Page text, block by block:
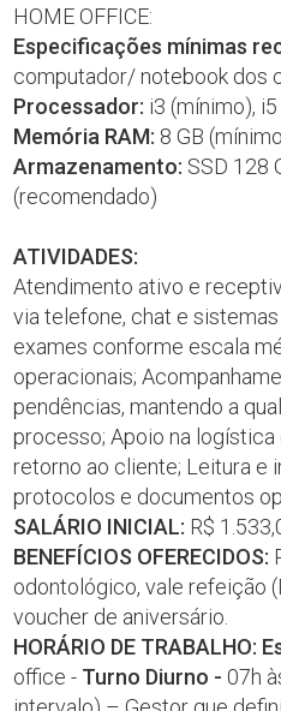
HOME OFFICE:
Especificações mínimas
computador/ notebook dos
Processador: i3 (mínimo),
Memória RAM: 8 GB
Armazenamento: SSD 128
(recomendado)
ATIVIDADES:
Atendimento ativo e
via telefone, chat e
exames conforme escala
operacionais;
pendências, mantendo a
processo; Apoio na
retorno ao cliente; Leitura e
protocolos e documentos
SALÁRIO INICIAL: R$
BENEFÍCIOS OFERECIDOS:
odontológico, vale refeição
voucher de aniversário.
HORÁRIO DE TRABALHO:
office - Turno Diurno - 07h